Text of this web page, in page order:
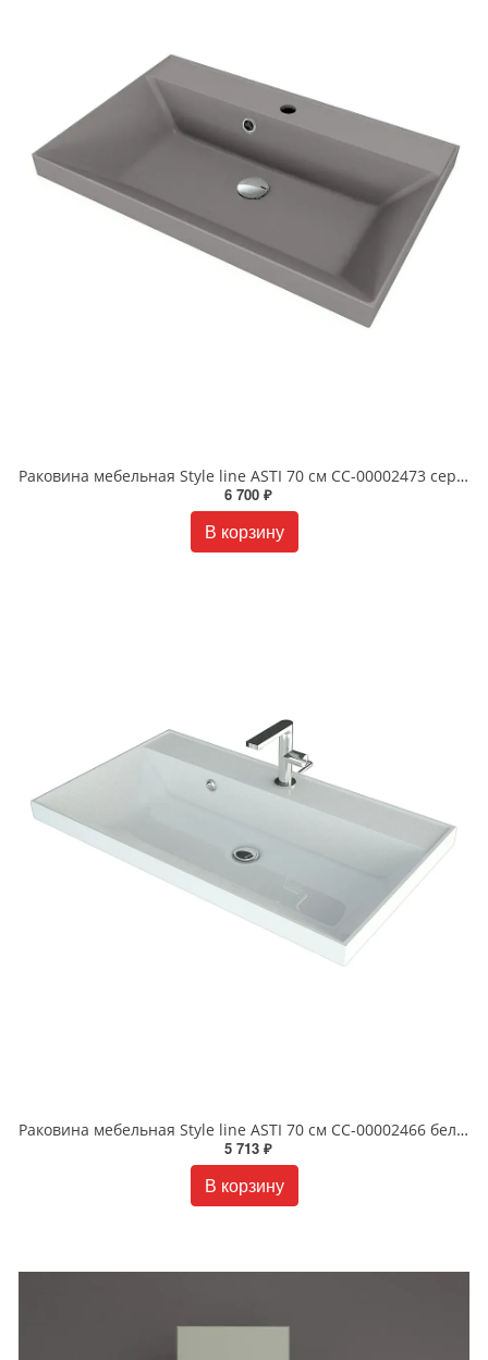
Раковина мебельная Style line ASTI 70 см СС-00002473 серый шёлк
6 700 ₽
В корзину
Раковина мебельная Style line ASTI 70 см СС-00002466 белая глянцевая
5 713 ₽
В корзину